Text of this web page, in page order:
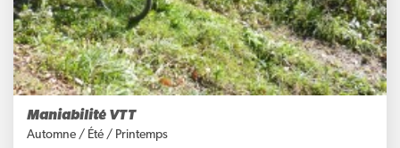
Maniabilité VTT
Automne / Été / Printemps